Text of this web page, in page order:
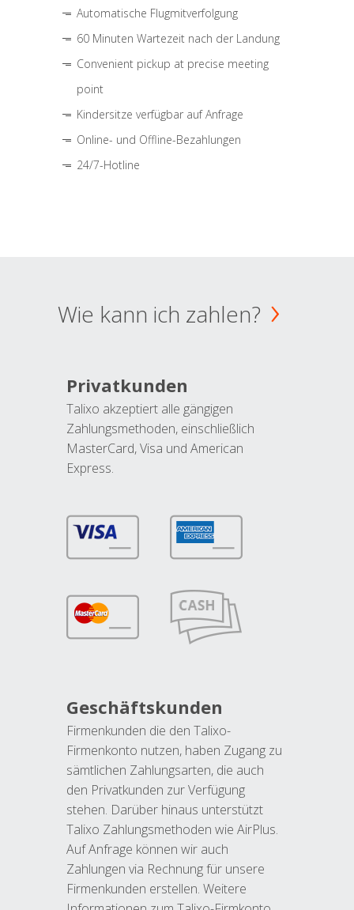
Automatische Flugmitverfolgung
60 Minuten Wartezeit nach der Landung
Convenient pickup at precise meeting
point
Kindersitze verfügbar auf Anfrage
Online- und Offline-Bezahlungen
24/7-Hotline
Wie kann ich zahlen?
Privatkunden
Talixo akzeptiert alle gängigen
Zahlungsmethoden, einschließlich
MasterCard, Visa und American
Express.
Geschäftskunden
Firmenkunden die den Talixo-
Firmenkonto nutzen, haben Zugang zu
sämtlichen Zahlungsarten, die auch
den Privatkunden zur Verfügung
stehen. Darüber hinaus unterstützt
Talixo Zahlungsmethoden wie AirPlus.
Auf Anfrage können wir auch
Zahlungen via Rechnung für unsere
Firmenkunden erstellen. Weitere